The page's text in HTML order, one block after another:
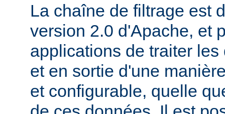
La chaîne de filtrage est
version 2.0 d'Apache, et
applications de traiter
et en sortie d'une
et configurable, quelle